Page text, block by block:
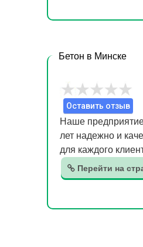
Бетон в Минске
Оставить отзыв
Наше
лет надежно и
для каждого
Перейти на